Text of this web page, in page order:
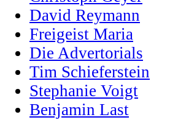
David Reymann
Freigeist Maria
Die Advertorials
Tim Schieferstein
Stephanie Voigt
Benjamin Last